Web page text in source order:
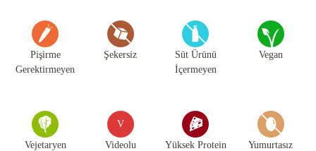
Pişirme
Gerektirmeyen
Şekersiz
Süt Ürünü
İçermeyen
Vegan
Vejetaryen
V
Videolu Yüksek Protein Yumurtasız